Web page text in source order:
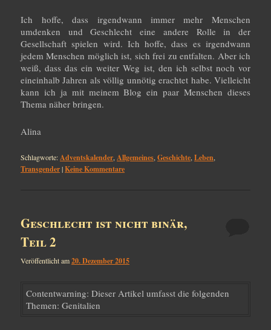
Ich hoffe, dass irgendwann immer mehr Menschen
umdenken und Geschlecht eine andere Rolle in der
Gesellschaft spielen wird. Ich hoffe, dass es irgendwann
jedem Menschen möglich ist, sich frei zu entfalten. Aber ich
weiß, dass das ein weiter Weg ist, den ich selbst noch vor
eineinhalb Jahren als völlig unnötig erachtet habe. Vielleicht
kann ich ja mit meinem Blog ein paar Menschen dieses
Thema näher bringen.
Alina
Schlagworte:Adventskalender, Allgemeines,Geschichte,Leben,
Transgender|Keine Kommentare
Geschlecht ist nicht binär,
Teil 2
Veröffentlicht am20. Dezember 2015
Contentwarning: Dieser Artikel umfasst die folgenden
Themen: Genitalien